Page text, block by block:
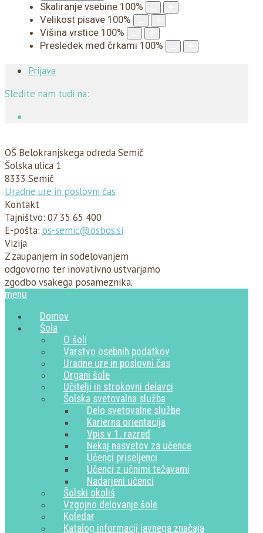
Skaliranje vsebine 100%
Velikost pisave 100%
Višina vrstice 100%
Presledek med črkami 100%
Prijava
Sledite nam tudi na:
OŠ Belokranjskega odreda Semič
Šolska ulica 1
8333 Semič
Uradne ure in poslovni čas
Kontakt
Tajništvo: 07 35 65 400
E-pošta: os-semic@osbos.si
Vizija
Z zaupanjem in sodelovanjem
odgovorno ter inovativno ustvarjamo
zgodbo vsakega posameznika.
menu
Domov
Šola
O šoli
Varstvo osebnih podatkov
Uradne ure in poslovni čas
Organi šole
Učitelji in strokovni delavci
Šolska svetovalna služba
Delo svetovalne službe
Karierna orientacija
Vpis v 1. razred
Nekaj nasvetov za učence
Učenci priseljenci
Učenci z učnimi težavami
Nadarjeni učenci
Šolski okoliš
Vzgojno delovanje šole
Koledar
Katalog informacij javnega značaja